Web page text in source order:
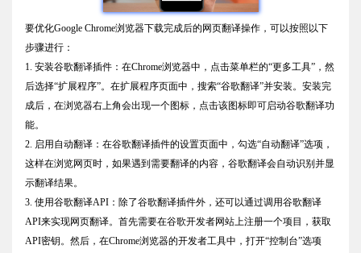
要优化Google Chrome浏览器下载完成后的网页翻译操作，可以按照以下
步骤进行：
1. 安装谷歌翻译插件：在Chrome浏览器中，点击菜单栏的“更多工具”，然
后选择“扩展程序”。在扩展程序页面中，搜索“谷歌翻译”并安装。安装完
成后，在浏览器右上角会出现一个图标，点击该图标即可启动谷歌翻译功
能。
2. 启用自动翻译：在谷歌翻译插件的设置页面中，勾选“自动翻译”选项，
这样在浏览网页时，如果遇到需要翻译的内容，谷歌翻译会自动识别并显
示翻译结果。
3. 使用谷歌翻译API：除了谷歌翻译插件外，还可以通过调用谷歌翻译
API来实现网页翻译。首先需要在谷歌开发者网站上注册一个项目，获取
API密钥。然后，在Chrome浏览器的开发者工具中，打开“控制台”选项